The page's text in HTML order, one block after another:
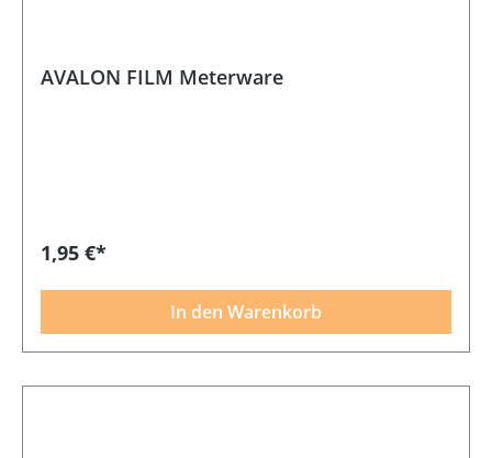
AVALON FILM Meterware
1,95 €*
In den Warenkorb